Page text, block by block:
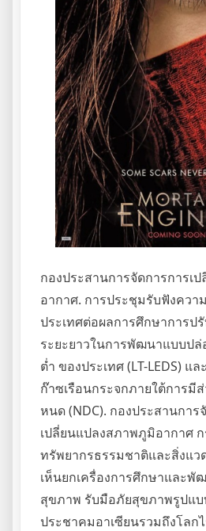
กองประสานการจัดการการเ
อากาศ. การประชุมรับฟังควา
ประเทศต่อผลการศึกษาการป
ระยะยาวในการพัฒนาแบบปล่
ต่ำ ของประเทศ (LT-LEDS) แ
ก๊าซเรือนกระจกภายใต้การมี
หนด (NDC). กองประสานการ
เปลี่ยนแปลงสภาพภูมิอากาศ ก
ทรัพยากรธรรมชาติและสิ่งแว
เห็นยกเครื่องการศึกษาและ
สุขภาพ รับมือภัยสุขภาพรูปแบ
ประชาคมอาเซียนรวมถึงโลก